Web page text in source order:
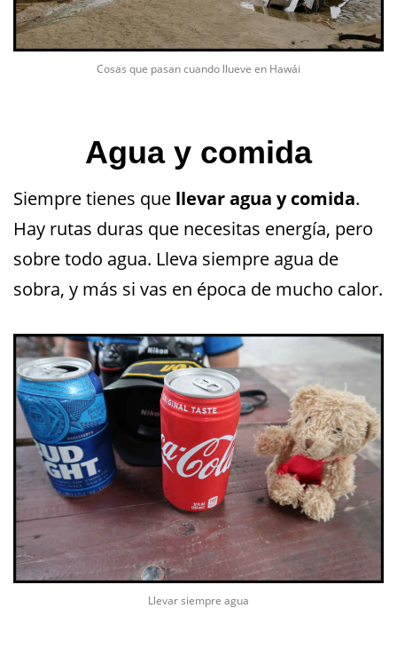
Cosas que pasan cuando llueve en Hawái
Agua y comida
Siempre tienes que llevar agua y comida.
Hay rutas duras que necesitas energía, pero
sobre todo agua. Lleva siempre agua de
sobra, y más si vas en época de mucho calor.
Llevar siempre agua